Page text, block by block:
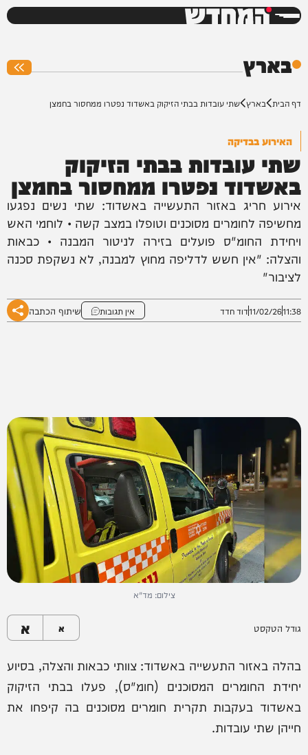
המחדש
בארץ
דף הבית בארץ שתי עובדות בבתי הזיקוק באשדוד נפטרו ממחסור בחמצן
האירוע בבדיקה
שתי עובדות בבתי הזיקוק
באשדוד נפטרו ממחסור בחמצן
אירוע חריג באזור התעשייה באשדוד: שתי נשים נפגעו
מחשיפה לחומרים מסוכנים וטופלו במצב קשה • לוחמי האש
ויחידת החומ"ס פועלים בזירה לניטור המבנה • כבאות
והצלה: "אין חשש לדליפה מחוץ למבנה, לא נשקפת סכנה
לציבור"
11:38
11/02/26דוד חדד אין תגובות שיתוף הכתבה
צילום: מד"א
גודל הטקסט א א
בהלה באזור התעשייה באשדוד: צוותי כבאות והצלה, בסיוע
יחידת החומרים המסוכנים (חומ"ס), פעלו בבתי הזיקוק
באשדוד בעקבות תקרית חומרים מסוכנים בה קיפחו את
חייהן שתי עובדות.